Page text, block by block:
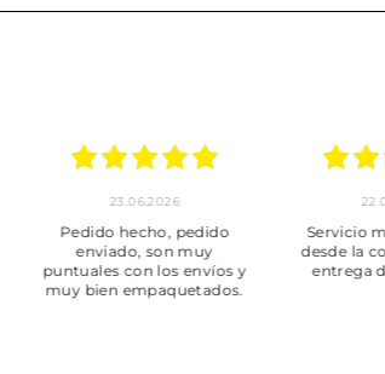
23.06.2026
Pedido hecho, pedido
enviado, son muy
puntuales con los envíos y
muy bien empaquetados.
22.06.2026
Servicio muy
desde la compra
entrega del